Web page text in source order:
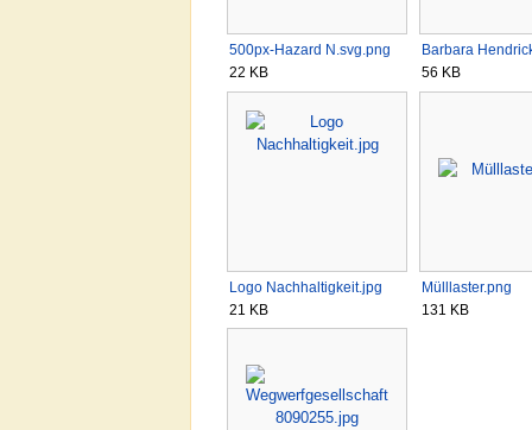
500px-Hazard N.svg.png
22 KB
Barbara
56 KB
Logo Nachhaltigkeit.jpg
21 KB
Mülllaster.png
131 KB